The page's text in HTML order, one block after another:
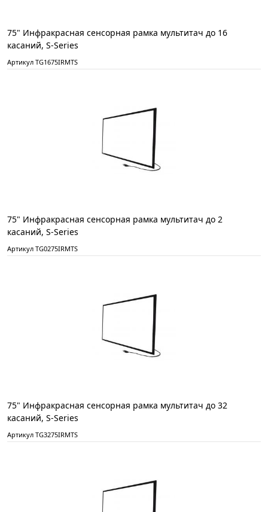
75" Инфракрасная сенсорная рамка мультитач до 16
касаний, S-Series
Артикул TG1675IRMTS
75" Инфракрасная сенсорная рамка мультитач до 2
касаний, S-Series
Артикул TG0275IRMTS
75" Инфракрасная сенсорная рамка мультитач до 32
касаний, S-Series
Артикул TG3275IRMTS